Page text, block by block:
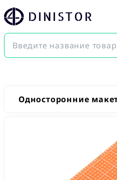
DINISTOR
Односторонние